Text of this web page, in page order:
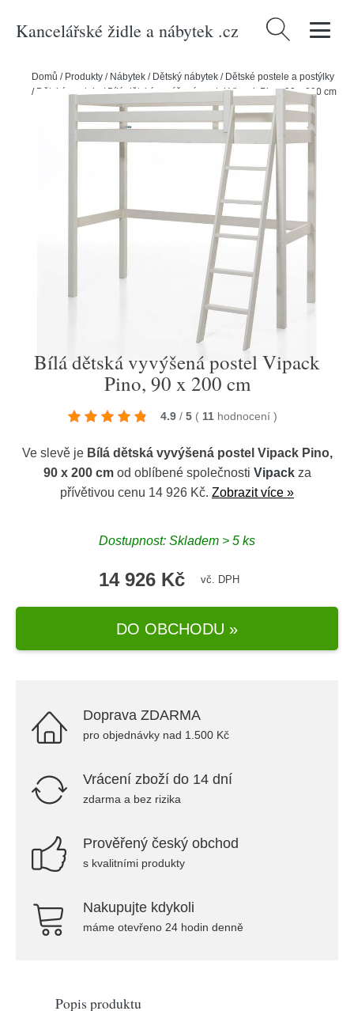
Kancelářské židle a nábytek .cz Vyhledávání
Domů / Produkty / Nábytek / Dětský nábytek / Dětské postele a postýlky
/ Dětské postele/Bílá dětská vyvýšená postel Vipack Pino, 90 x 200 cm
Bílá dětská vyvýšená postel Vipack
Pino, 90 x 200 cm
4.9 / 5 ( 11 hodnocení )
Ve slevě je Bílá dětská vyvýšená postel Vipack Pino,
90 x 200 cmod oblíbené společnosti Vipackza
přívětivou cenu 14 926 Kč. Zobrazit více »
Dostupnost: Skladem > 5 ks
14 926 Kč vč. DPH
DO OBCHODU »
Doprava ZDARMA
pro objednávky nad 1.500 Kč
Vrácení zboží do 14 dní
zdarma a bez rizika
Prověřený český obchod
s kvalitními produkty
Nakupujte kdykoli
máme otevřeno 24 hodin denně
Popis produktu